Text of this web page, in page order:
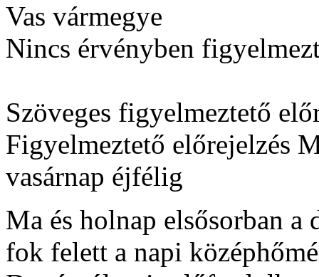
Vas vármegye
Nincs érvényben
Szöveges figyelmeztető
Figyelmeztető előrejelzés
vasárnap éjfélig
Ma és holnap elsősorban
fok felett a napi